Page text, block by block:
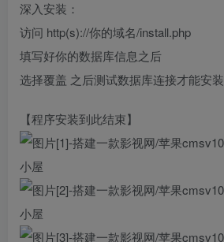
深入安装：
访问 http(s)://你的域名/install.php
填写好你的数据库信息之后
选择覆盖 之后测试数据库连接才能安装
【程序安装到此结束】